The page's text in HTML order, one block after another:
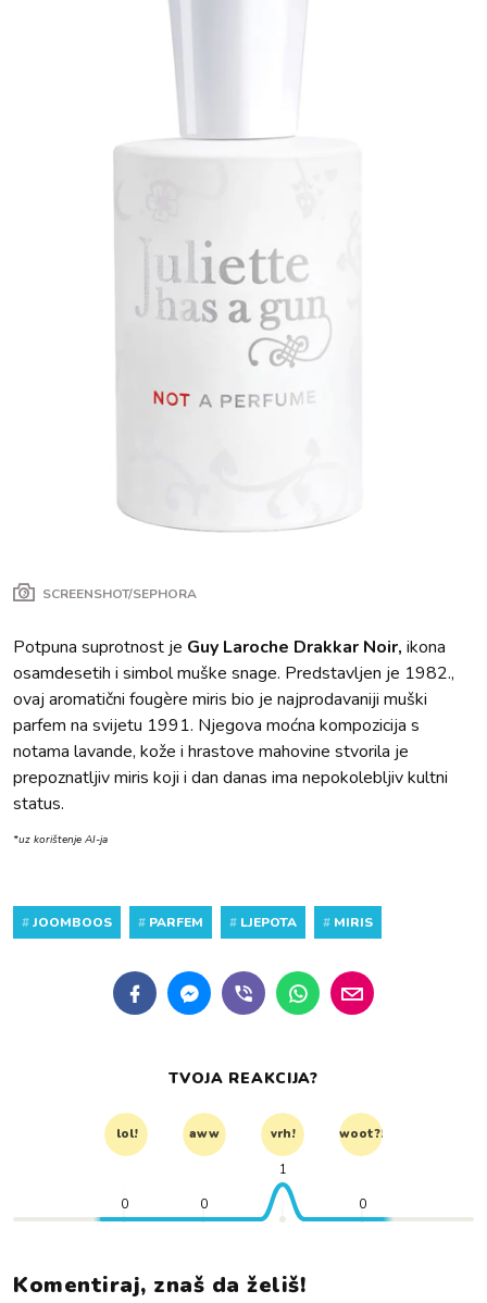
SCREENSHOT/SEPHORA
Potpuna suprotnost je Guy Laroche Drakkar Noir, ikona
osamdesetih i simbol muške snage. Predstavljen je 1982.,
ovaj aromatični fougère miris bio je najprodavaniji muški
parfem na svijetu 1991. Njegova moćna kompozicija s
notama lavande, kože i hrastove mahovine stvorila je
prepoznatljiv miris koji i dan danas ima nepokolebljiv kultni
status.
*uz korištenje AI-ja
#JOOMBOOS # PARFEM # LJEPOTA # MIRIS
TVOJA REAKCIJA?
lol! aww vrh! woot?!
0 0
1
0
Komentiraj, znaš da želiš!